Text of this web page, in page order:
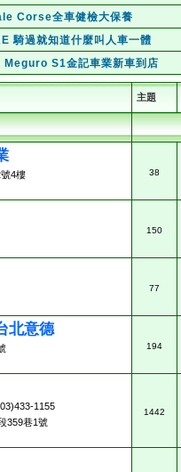
Corse全車健檢大保養
騎過就知道什麼叫人車一體
S1金記車業新車到店
主題
4樓
38
150
77
北意德
194
1155
359巷1號
1442